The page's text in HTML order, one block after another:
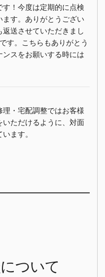
！今度は定期的に点検
す。ありがとうござい
送させていただきまし
す。こちらもありがとう
スをお願いする時には
・宅配調整ではお客様
ただけるように、対面
ます。
ついて